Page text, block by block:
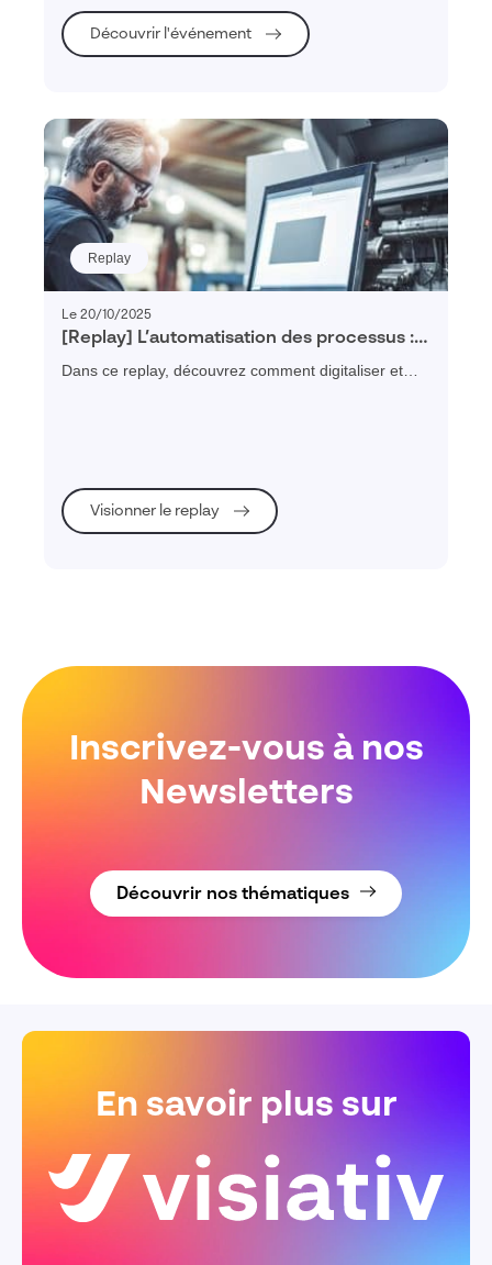
Découvrir l'événement
Replay
Le 20/10/2025
[Replay] L’automatisation des processus :
Comment structurer, digitaliser et piloter
vos processus métier
Dans ce replay, découvrez comment digitaliser et
Visionner le replay
Inscrivez-vous à nos
Newsletters
Découvrir nos thématiques
En savoir plus sur